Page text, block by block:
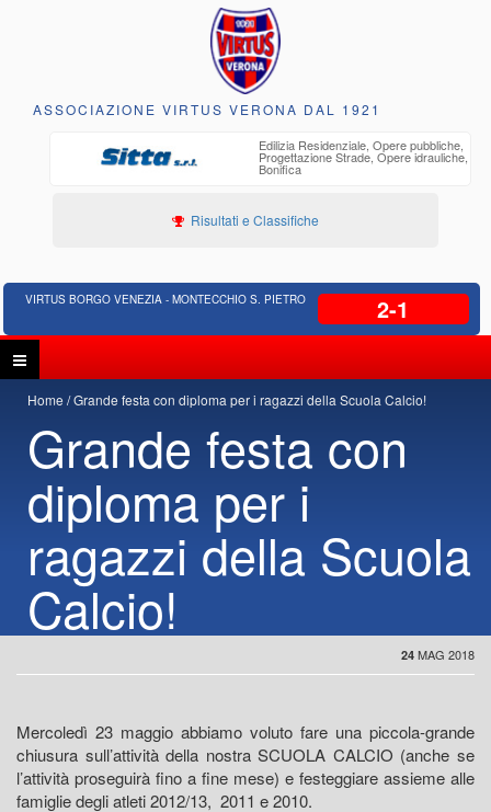
ASSOCIAZIONE VIRTUS VERONA DAL 1921
Edilizia Residenziale, Opere pubbliche,
Progettazione Strade, Opere idrauliche,
Bonifica
Risultati e Classifiche
VIRTUS BORGO VENEZIA - MONTECCHIO S. PIETRO 2-1
Home Grande festa con diploma per i ragazzi della Scuola Calcio!
Grande festa con
diploma per i
ragazzi della Scuola
Calcio!
24 MAG 2018
Mercoledì 23 maggio abbiamo voluto fare una piccola-grande
chiusura sull’attività della nostra SCUOLA CALCIO (anche se
l’attività proseguirà fino a fine mese) e festeggiare assieme alle
famiglie degli atleti 2012/13, 2011 e 2010.